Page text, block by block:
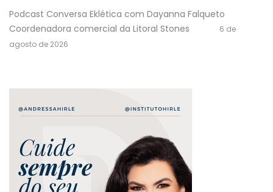
Podcast Conversa Eklética com Dayanna Falqueto
Coordenadora comercial da Litoral Stones
6 de
agosto de 2026